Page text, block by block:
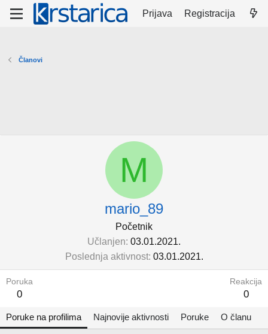
Prijava Registracija
Članovi
M
mario_89
Početnik
Učlanjen 03.01.2021.
Poslednja aktivnost 03.01.2021.
Poruka
0
Reakcija
0
Poruke na profilima Najnovije aktivnosti Poruke O članu